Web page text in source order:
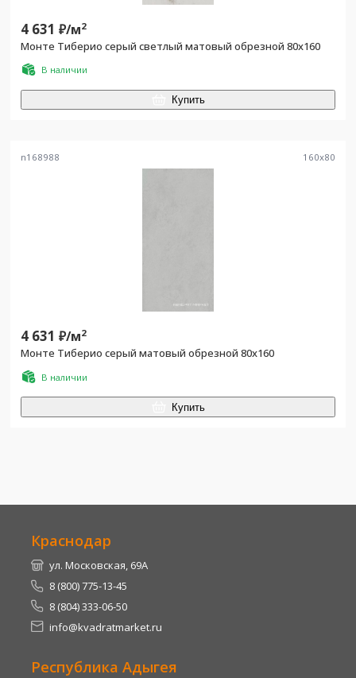
4 631 ₽/м2
Монте Тиберио серый светлый матовый обрезной 80x160
В наличии
Купить
n168988 160x80
4 631 ₽/м2
Монте Тиберио серый матовый обрезной 80x160
В наличии
Купить
Краснодар
ул. Московская, 69А
8 (800) 775-13-45
8 (804) 333-06-50
info@kvadratmarket.ru
Республика Адыгея